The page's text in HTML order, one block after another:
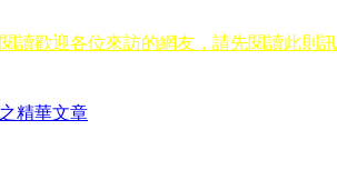
讀歡迎各位來訪的網友，請先閱讀此則
精華文章